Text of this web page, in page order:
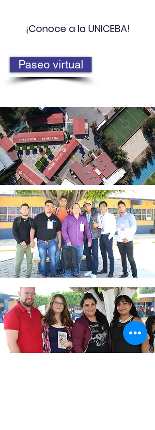
¡Conoce a la UNICEBA!
Paseo virtual